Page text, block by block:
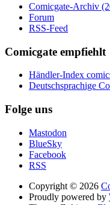
Comicgate-Archiv
Forum
RSS-Feed
Comicgate empfiehlt
Händler-Index
Deutschsprachige
Folge uns
Mastodon
BlueSky
Facebook
RSS
Copyright © 2026
Proudly powered by